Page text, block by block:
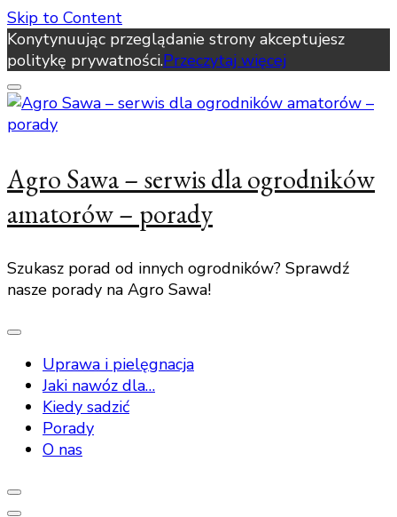
Skip to Content
Konytynuując przeglądanie strony akceptujesz
politykę prywatności.Przeczytaj więcej
Agro Sawa – serwis dla ogrodników
amatorów – porady
Szukasz porad od innych ogrodników? Sprawdź
nasze porady na Agro Sawa!
Uprawa i pielęgnacja
Jaki nawóz dla…
Kiedy sadzić
Porady
O nas